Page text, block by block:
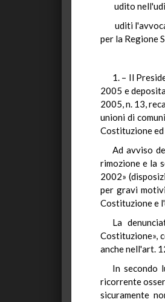
udito
uditi
per la Regione
1. – Il
2005 e
2005, n. 13,
unioni di
Costituzione
Ad avviso
rimozione e la
2002»
per gravi
Costituzione e
La
Costituzione»,
anche nell'art.
In secondo
ricorrente
sicuramente